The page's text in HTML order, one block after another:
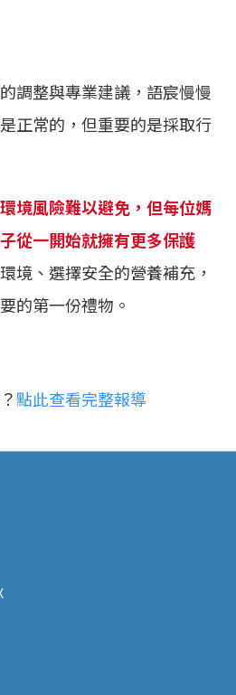
調整與專業建議，語宸慢慢
正常的，但重要的是採取行
環境風險難以避免，但每位媽
從一開始就擁有更多保護
境、選擇安全的營養補充，
的第一份禮物。
點此查看完整報導